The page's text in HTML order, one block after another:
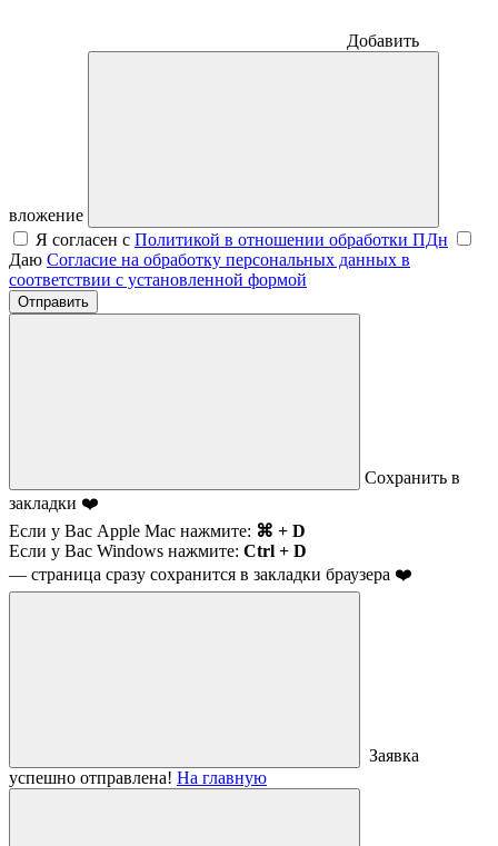
Добавить
вложение
Я согласен с Политикой в отношении обработки ПДн
Даю Согласие на обработку персональных данных в
соответствии с установленной формой
Отправить
Сохранить в
закладки ❤️
Если у Вас Apple Mac нажмите: ⌘ + D
Если у Вас Windows нажмите: Ctrl + D
— страница сразу сохранится в закладки браузера ❤️
Заявка
успешно отправлена! На главную